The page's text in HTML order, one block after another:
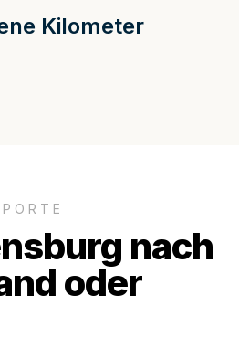
Kilometer
nach
oder